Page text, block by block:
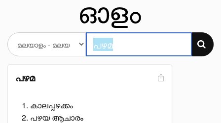
പഴമ
കാലപ്പഴക്കം
പഴയ ആചാരം